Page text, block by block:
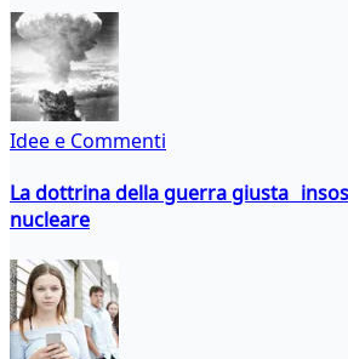
Idee e Commenti
La dottrina della guerra giusta
nucleare